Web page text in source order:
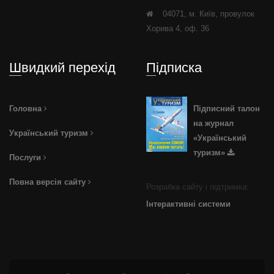
04071, м. Київ, провулок
Хорива 4, оф. 36
Швидкий перехід
Головна
Український туризм
Послуги
Повна версія сайту
Підписка
Підписний талон
на журнал
«Український
туризм»
Розрабка сайту і підтримка:
Інтерактивні системи